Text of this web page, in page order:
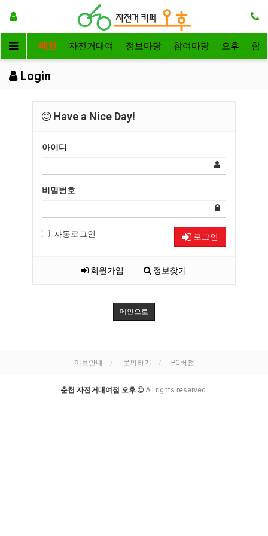
메인 자전거대여 정보마당 참여마당 오후 함
Login
Have a Nice Day!
아이디
비밀번호
자동로그인 로그인
회원가입 정보찾기
메인으로
이용안내 문의하기 PC버전
춘천 자전거대여점 오후 All rights reserved.